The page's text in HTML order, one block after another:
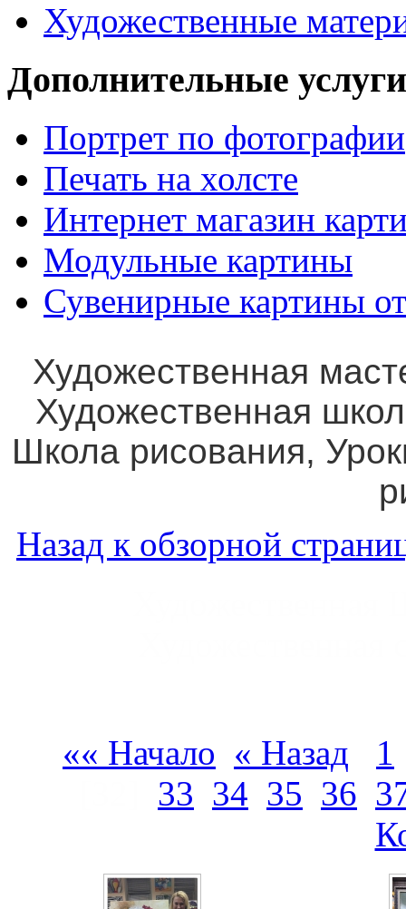
Художественные
Дополнительные
Портрет по фотографии
Печать на холсте
Интернет магазин
Модульные картины
Сувенирные картины
Художественная
Художественная
Школа рисования,
Назад к обзорной
«« Начало « Назад
1
33 34 35 36